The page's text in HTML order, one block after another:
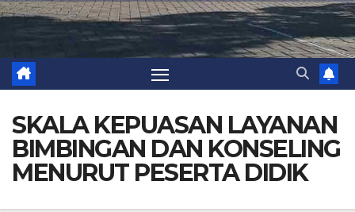
SKALA KEPUASAN LAYANAN
BIMBINGAN DAN KONSELING
MENURUT PESERTA DIDIK